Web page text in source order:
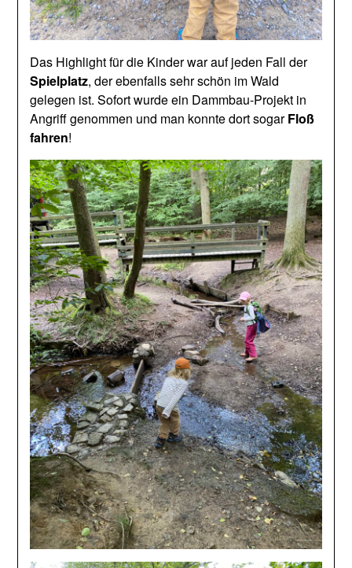
Das Highlight für die Kinder war auf jeden Fall der
Spielplatz, der ebenfalls sehr schön im Wald
gelegen ist. Sofort wurde ein Dammbau-Projekt in
Angriff genommen und man konnte dort sogarFloß
fahren!